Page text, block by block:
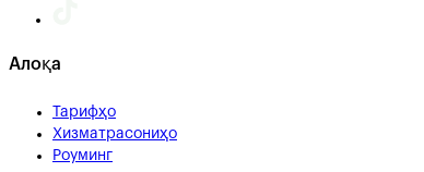
Алоқа
Тарифҳо
Хизматрасониҳо
Роуминг